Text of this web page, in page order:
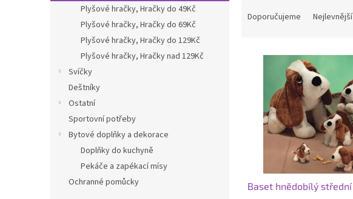
Plyšové hračky, Hračky do 49Kč
Plyšové hračky, Hračky do 69Kč
Plyšové hračky, Hračky do 129Kč
Plyšové hračky, Hračky nad 129Kč
Svíčky
Deštníky
Ostatní
Sportovní potřeby
Bytové doplňky a dekorace
Doplňky do kuchyně
Pekáče a zapékací mísy
Ochranné pomůcky
Doporučujeme Nejlevnější
Baset hnědobílý střední